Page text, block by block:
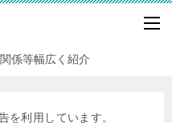
係等幅広く紹介
利用しています。